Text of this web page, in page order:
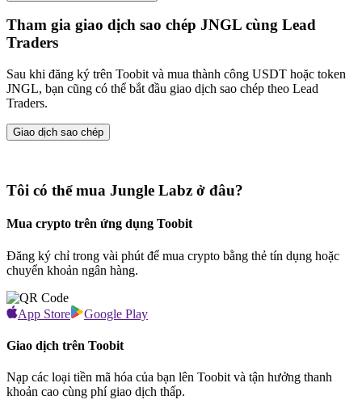
Tham gia giao dịch sao chép JNGL cùng Lead
Traders
Sau khi đăng ký trên Toobit và mua thành công USDT hoặc token
JNGL, bạn cũng có thể bắt đầu giao dịch sao chép theo Lead
Traders.
Giao dịch sao chép
Tôi có thể mua Jungle Labz ở đâu?
Mua crypto trên ứng dụng Toobit
Đăng ký chỉ trong vài phút để mua crypto bằng thẻ tín dụng hoặc
chuyển khoản ngân hàng.
App Store Google Play
Giao dịch trên Toobit
Nạp các loại tiền mã hóa của bạn lên Toobit và tận hưởng thanh
khoản cao cùng phí giao dịch thấp.